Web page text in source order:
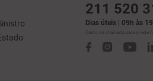
211 520
Dias úteis | 09h às
Custo de chamada para a rede